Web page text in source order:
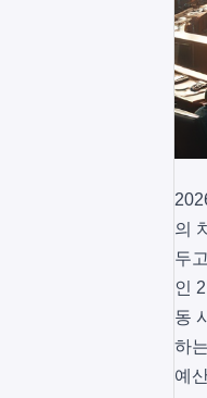
의
두
인
동
하
예